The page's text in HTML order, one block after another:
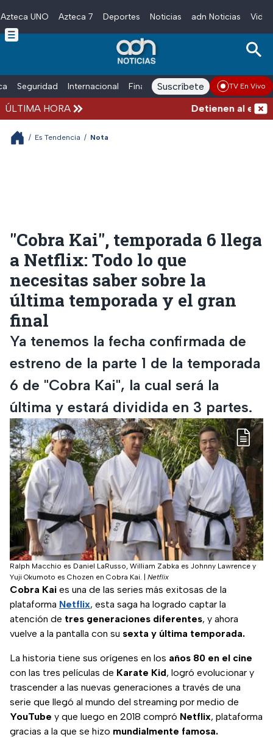
Skip to main content
Azteca UNO Azteca 7 Deportes Noticias adn Noticias
Seguridad Internacional Finanzas adn Noticias Radio
Suscríbete TV En Vivo
ÚLTIMA HORA Detienen al
/ Es Tendencia / Nota
"Cobra Kai", temporada 6 llega
a Netflix: Todo lo que
necesitas saber sobre la
última temporada y el gran
final
Ya tenemos la fecha confirmada de
estreno de la parte 1 de la temporada
6 de "Cobra Kai", la cual será la
última y estará dividida en 3 partes.
Ralph Macchio es Daniel LaRusso, William Zabka es Johnny Lawrence y
Yuji Okumoto es Chozen en Cobra Kai.
Netflix
Cobra Kai es una de las series más exitosas de la
plataforma Netflix, esta saga ha logrado captar la
atención de tres generaciones diferentes, y ahora
vuelve a la pantalla con su sexta y última temporada.
La historia tiene sus orígenes en los años 80 en el cine
con las tres películas de Karate Kid, logró evolucionar y
trascender a las nuevas generaciones a través de una
serie que llegó al mundo del streaming por medio de
YouTube y que luego en 2018 compró Netflix, plataforma
gracias a la que se hizo mundialmente famosa.